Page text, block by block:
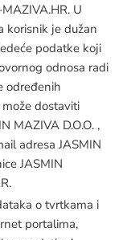
U
korisnik je dužan
podatke koji
odnosa radi
određenih
dostaviti
MAZIVA D.O.O. ,
adresa JASMIN
JASMIN
o tvrtkama i
portalima,